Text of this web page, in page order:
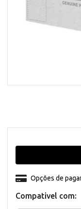
Compativel com:
Opções de